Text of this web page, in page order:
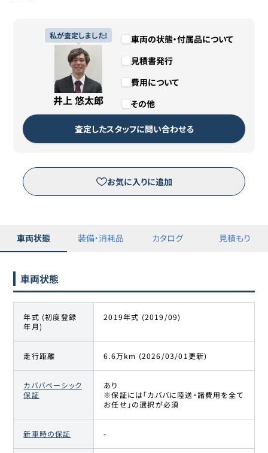
私が査定しました!
井上 悠太郎
車両の状態・付属品について
見積書発行
費用について
その他
査定したスタッフに問い合わせる
お気に入りに追加
車両状態 装備・消耗品 カタログ 見積もり
車両状態
年式 (初度登録
年月)
2019年式 (2019/09)
走行距離 6.6万km (2026/03/01更新)
カババベーシック
保証
あり
※保証には「カババに陸送・諸費用を全て
お任せ」の選択が必須
新車時の保証 -